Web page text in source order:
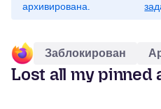
архивирована.
Заблокирован
Lost all my pinned